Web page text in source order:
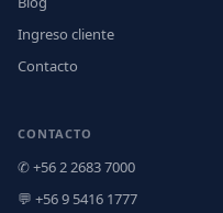
Ingreso cliente
Contacto
CONTACTO
✆ +56 2 2683 7000
💬 +56 9 5416 1777